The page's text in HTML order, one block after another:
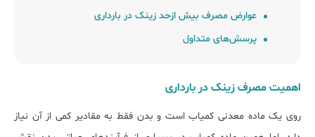
عوارض ﻣﺼﺮف ﺑﯿﺶ ازﺣﺪ زینک در ﺑﺎرداری
پرسش‌های متداول
اﻫﻤﯿﺖ ﻣﺼﺮف زینک در ﺑﺎرداری
روی یک ماده معدنی کمیاب است و بدن فقط به مقادیر کمی از آن نیاز